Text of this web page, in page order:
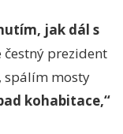
jak dál s
čestný prezident
spálím mosty
kohabitace,“